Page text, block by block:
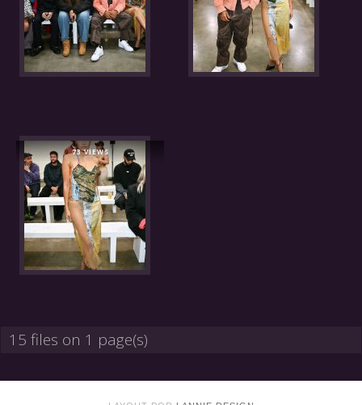
73 VIEWS
15 files on 1 page(s)